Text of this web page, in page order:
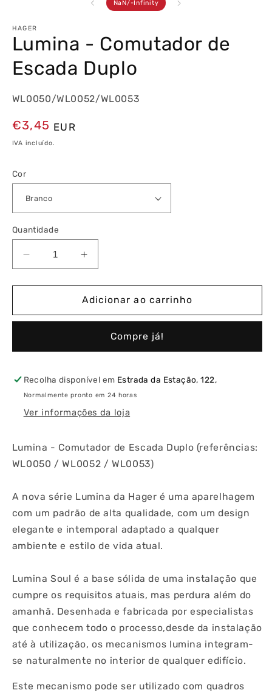
NaN/ de
-Infinity
HAGER
Lumina - Comutador de
Escada Duplo
WL0050/WL0052/WL0053
Preço
normal
€3,45 EUR
IVA incluído.
Cor
Quantidade
Diminuir
a
quantidade
Lumina
de
Duplo
Aumentar
a
quantidade
de
Lumina
Comutador
de
Duplo
Adicionar ao carrinho
Compre já!
Recolha disponível em Estrada da Estação, 122,
Normalmente pronto em 24 horas
Ver informações da loja
Lumina - Comutador de Escada Duplo (referências:
WL0050 / WL0052 / WL0053)
A nova série Lumina da Hager é uma aparelhagem
com um padrão de alta qualidade, com um design
elegante e intemporal adaptado a qualquer
ambiente e estilo de vida atual.
Lumina Soul é a base sólida de uma instalação que
cumpre os requisitos atuais, mas perdura além do
amanhã. Desenhada e fabricada por especialistas
que conhecem todo o processo,desde da instalação
até à utilização, os mecanismos lumina integram-
se naturalmente no interior de qualquer edifício.
Este mecanismo pode ser utilizado com quadros